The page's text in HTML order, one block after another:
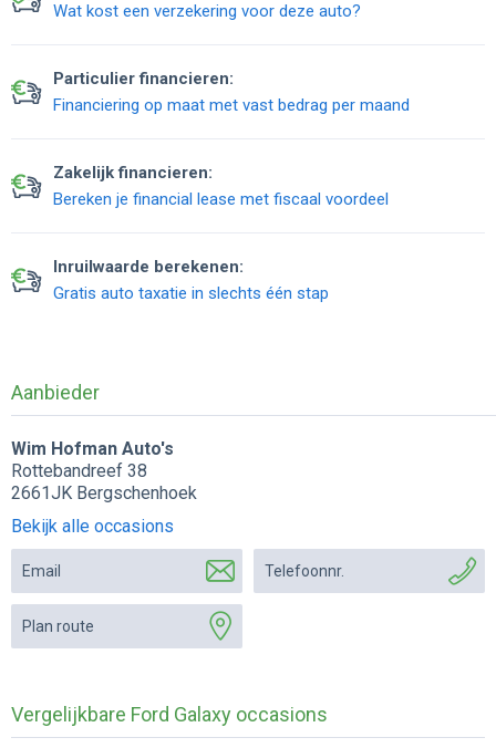
Wat kost een verzekering voor deze auto?
Particulier financieren:
Financiering op maat met vast bedrag per maand
Zakelijk financieren:
Bereken je financial lease met fiscaal voordeel
Inruilwaarde berekenen:
Gratis auto taxatie in slechts één stap
Aanbieder
Wim Hofman Auto's
Rottebandreef 38
2661JK Bergschenhoek
Bekijk alle occasions
Email Telefoonnr.
Plan route
Vergelijkbare Ford Galaxy occasions